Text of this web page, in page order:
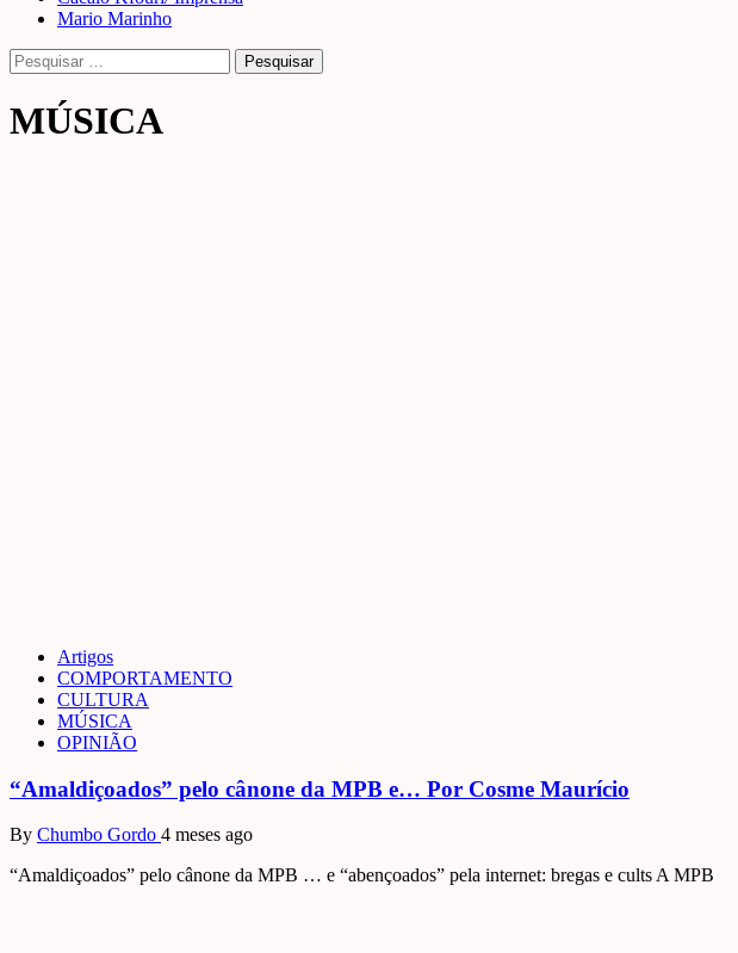
Mario Marinho
Pesquisar
por:
MÚSICA
Artigos
COMPORTAMENTO
CULTURA
MÚSICA
OPINIÃO
“Amaldiçoados” pelo cânone da MPB e… Por Cosme Maurício
By Chumbo Gordo 4 meses ago
“Amaldiçoados” pelo cânone da MPB … e “abençoados” pela internet: bregas e cults A MPB